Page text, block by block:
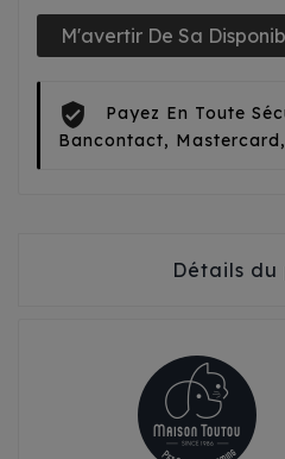
M'avertir De Sa
Payez En Toute
Bancontact,
Détails